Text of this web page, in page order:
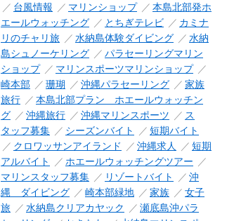
台風情報
マリンショップ
本島北部発ホ
エールウォッチング
とちぎテレビ
カミナ
リのチャリ旅
水納島体験ダイビング
水納
島シュノーケリング
パラセーリングマリン
ショップ
マリンスポーツマリンショップ
崎本部
珊瑚 沖縄パラセーリング
家族
旅行
本島北部プラン ホエールウォッチン
グ
沖縄旅行 沖縄マリンスポーツ
ス
タッフ募集
シーズンバイト
短期バイト
クロワッサンアイランド
沖縄求人
短期
アルバイト
ホエールウォッチングツアー
マリンスタッフ募集
リゾートバイト
沖
縄 ダイビング
崎本部緑地 家族
女子
旅
水納島クリアカヤック
瀬底島沖パラ